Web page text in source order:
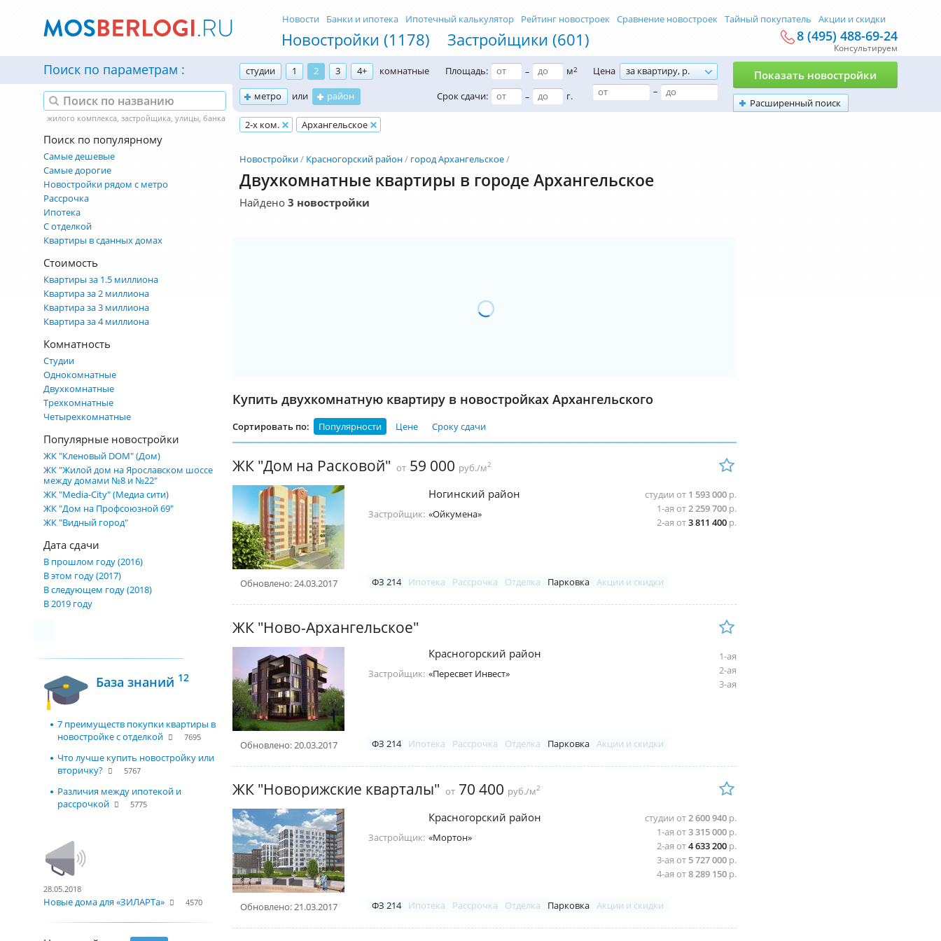
Новостройки (1178) Застройщики (601)
Новости Банки и ипотека Ипотечный калькулятор Рейтинг новостроек Сравнение новостроек Тайный покупатель Акции и скидки
8 (495) 488-69-24
Консультируем
Поиск по параметрам студии 1 2 3 4+
комнатные
метро
или район
Площадь: – м2
Срок сдачи: – г.
Цена
за квартиру, р.
–
Расширенный поиск
Показать новостройки
2-х ком. Архангельское
Поиск по популярному
Самые дешевые
Самые дорогие
Новостройки рядом с метро
Рассрочка
Ипотека
С отделкой
Квартиры в сданных домах
Стоимость
Квартиры за 1.5 миллиона
Квартира за 2 миллиона
Квартира за 3 миллиона
Квартира за 4 миллиона
Комнатность
Студии
Однокомнатные
Двухкомнатные
Трехкомнатные
Четырехкомнатные
Популярные новостройки
ЖК "Кленовый DOM" (Дом)
ЖК "Жилой дом на Ярославском шоссе
между домами №8 и №22"
ЖК "Media-City" (Медиа сити)
ЖК "Дом на Профсоюзной 69"
ЖК "Видный город"
Дата сдачи
В прошлом году (2016)
В этом году (2017)
В следующем году (2018)
В 2019 году
База знаний 12
7 преимуществ покупки квартиры в
новостройке с отделкой
7695
Что лучше купить новостройку или
вторичку?
5767
Различия между ипотекой и
рассрочкой
5775
28.05.2018
Новые дома для «ЗИЛАРТа» 4570
Новостройки Красногорский район город Архангельское
Двухкомнатные квартиры в городе Архангельское
Найдено 3 новостройки
Купить двухкомнатную квартиру в новостройках Архангельского
Сортировать по: Популярности Цене Сроку сдачи
ЖК "Дом на Расковой" от 59 000 руб./м2
Обновлено: 24.03.2017
студии от 1 593 000 р.
1-ая от2 259 700 р.
2-ая от3 811 400 р.
Ногинский район
Застройщик: «Ойкумена»
ФЗ 214 Ипотека Рассрочка Отделка Парковка Акции и скидки
ЖК "Ново-Архангельское"
Обновлено: 20.03.2017
1-ая
2-ая
3-ая
Красногорский район
Застройщик: «Пересвет Инвест»
ФЗ 214 Ипотека Рассрочка Отделка Парковка Акции и скидки
ЖК "Новорижские кварталы" от 70 400 руб./м2
Обновлено: 21.03.2017
студии от2 600 940 р.
1-ая от3 315 000 р.
2-ая от4 633 200 р.
3-ая от 5 727 000 р.
4-ая от8 289 150 р.
Красногорский район
Застройщик: «Мортон»
ФЗ 214 Ипотека Рассрочка Отделка Парковка Акции и скидки